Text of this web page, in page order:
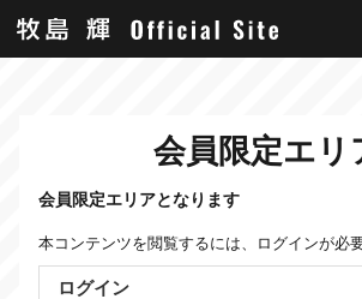
会員限定エリ
会員限定エリアとなります
本コンテンツを閲覧するには、ログインが必要
ログイン